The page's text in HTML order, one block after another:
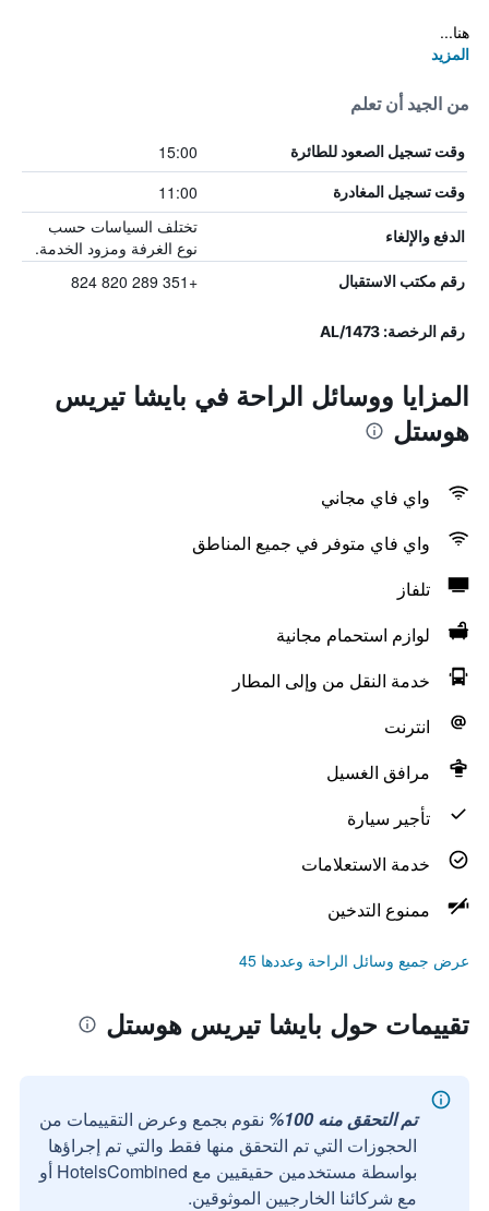
هنا...
المزيد
من الجيد أن تعلم
وقت تسجيل الصعود للطائرة 15:00
وقت تسجيل المغادرة 11:00
الدفع والإلغاء
تختلف السياسات حسب
نوع الغرفة ومزود الخدمة.
رقم مكتب الاستقبال +351 289 820 824
رقم الرخصة: 1473/AL
المزايا ووسائل الراحة في بايشا تيريس
هوستل
واي فاي مجاني
واي فاي متوفر في جميع المناطق
تلفاز
لوازم استحمام مجانية
خدمة النقل من وإلى المطار
انترنت
مرافق الغسيل
تأجير سيارة
خدمة الاستعلامات
ممنوع التدخين
عرض جميع وسائل الراحة وعددها 45
تقييمات حول بايشا تيريس هوستل
تم التحقق منه 100%
نقوم بجمع وعرض التقييمات من
الحجوزات التي تم التحقق منها فقط والتي تم إجراؤها
بواسطة مستخدمين حقيقيين مع HotelsCombined أو
مع شركائنا الخارجيين الموثوقين.